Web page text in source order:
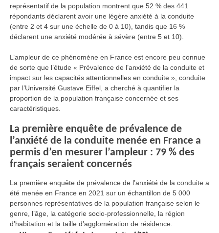
représentatif de la population montrent que 52 % des 441
répondants déclarent avoir une légère anxiété à la conduite
(entre 2 et 4 sur une échelle de 0 à 10), tandis que 16 %
déclarent une anxiété modérée à sévère (entre 5 et 10).
L’ampleur de ce phénomène en France est encore peu connue
de sorte que l’étude « Prévalence de l’anxiété de la conduite et
impact sur les capacités attentionnelles en conduite », conduite
par l’Université Gustave Eiffel, a cherché à quantifier la
proportion de la population française concernée et ses
caractéristiques.
La première enquête de prévalence de
l’anxiété de la conduite menée en France a
permis d’en mesurer l’ampleur : 79 % des
français seraient concernés
La première enquête de prévalence de l’anxiété de la conduite a
été menée en France en 2021 sur un échantillon de 5 000
personnes représentatives de la population française selon le
genre, l’âge, la catégorie socio-professionnelle, la région
d’habitation et la taille d’agglomération de résidence.